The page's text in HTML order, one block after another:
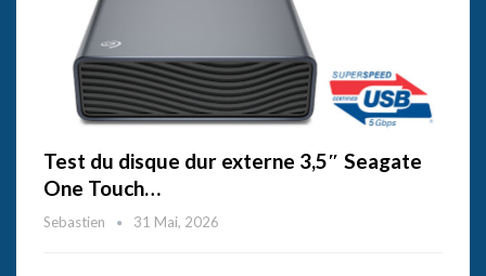
Test du disque dur externe 3,5″ Seagate
One Touch…
Sebastien 31 Mai, 2026